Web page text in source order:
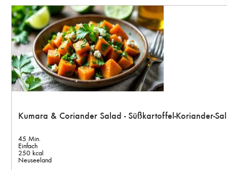
Kumara & Coriander Salad - Süßkartoffel-Koriander-
45 Min.
Einfach
250 kcal
Neuseeland